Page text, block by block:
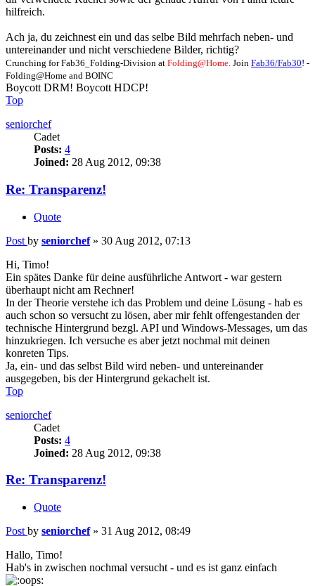
hilfreich.
Ach ja, du zeichnest ein und das selbe Bild mehrfach neben- und
untereinander und nicht verschiedene Bilder, richtig?
Crunching for Fab36_Folding-Division at Folding@Home. Join Fab36/Fab30! -
Folding@Home and BOINC
Boycott DRM! Boycott HDCP!
Top
seniorchef
Cadet
Posts: 4
Joined: 28 Aug 2012, 09:38
Re: Transparenz!
Quote
Post by seniorchef» 30 Aug 2012, 07:13
Hi, Timo!
Ein spätes Danke für deine ausführliche Antwort - war gestern
überhaupt nicht am Rechner!
In der Theorie verstehe ich das Problem und deine Lösung - hab es
auch schon so versucht zu lösen, aber mir fehlt offengestanden der
technische Hintergrund bezgl. API und Windows-Messages, um das
hinzukriegen. Ich versuche es aber jetzt nochmal mit deinen
konreten Tips.
Ja, ein- und das selbst Bild wird neben- und untereinander
ausgegeben, bis der Hintergrund gekachelt ist.
Top
seniorchef
Cadet
Posts: 4
Joined: 28 Aug 2012, 09:38
Re: Transparenz!
Quote
Post by seniorchef» 31 Aug 2012, 08:49
Hallo, Timo!
Hab's in zwischen nochmal versucht - und es ist ganz einfach